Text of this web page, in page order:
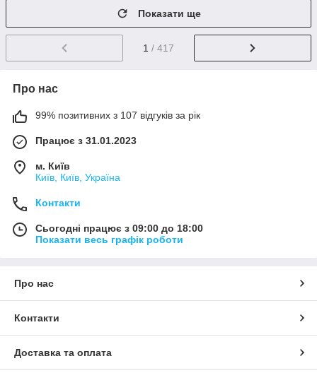
Показати ще
1 / 417
Про нас
99% позитивних з 107 відгуків за рік
Працює з 31.01.2023
м. Київ
Київ, Київ, Україна
Контакти
Сьогодні працює з 09:00 до 18:00
Показати весь графік роботи
Про нас
Контакти
Доставка та оплата